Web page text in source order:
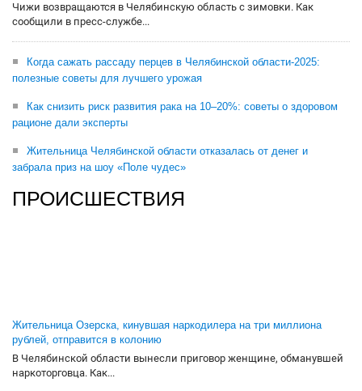
Чижи возвращаются в Челябинскую область с зимовки. Как
сообщили в пресс-службе...
Когда сажать рассаду перцев в Челябинской области-2025:
полезные советы для лучшего урожая
Как снизить риск развития рака на 10–20%: советы о здоровом
рационе дали эксперты
Жительница Челябинской области отказалась от денег и
забрала приз на шоу «Поле чудес»
ПРОИСШЕСТВИЯ
Жительница Озерска, кинувшая наркодилера на три миллиона
рублей, отправится в колонию
В Челябинской области вынесли приговор женщине, обманувшей
наркоторговца. Как...